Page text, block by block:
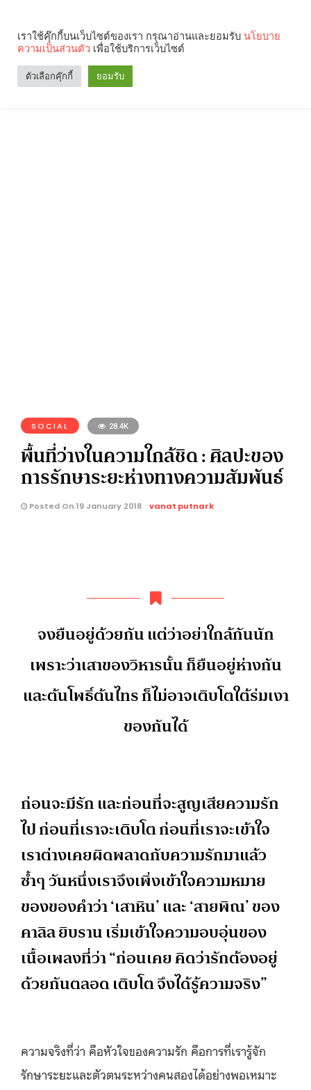
SOCIAL 28.4K
พื้นที่ว่างในความใกล้ชิด : ศิลปะของ
การรักษาระยะห่างทางความสัมพันธ์
Posted On 19 January 2018 vanat putnark
จงยืนอยู่ด้วยกัน แต่ว่าอย่าใกล้กันนัก
เพราะว่าเสาของวิหารนั้น ก็ยืนอยู่ห่างกัน
และต้นโพธิ์ต้นไทร ก็ไม่อาจเติบโตใต้ร่มเงา
ของกันได้
ก่อนจะมีรัก และก่อนที่จะสูญเสียความรัก
ไป ก่อนที่เราจะเติบโต ก่อนที่เราจะเข้าใจ
เราต่างเคยผิดพลาดกับความรักมาแล้ว
ซ้ำๆ วันหนึ่งเราจึงเพิ่งเข้าใจความหมาย
ของของคำว่า ‘เสาหิน’ และ ‘สายพิณ’ ของ
คาลิล ยิบราน เริ่มเข้าใจความอบอุ่นของ
เนื้อเพลงที่ว่า “ก่อนเคย คิดว่ารักต้องอยู่
ด้วยกันตลอด เติบโต จึงได้รู้ความจริง”
ความจริงที่ว่า คือหัวใจของความรัก คือการที่เรารู้จัก
รักษาระยะและตัวตนระหว่างคนสองได้อย่างพอเหมาะ
เราใช้คุ๊กกี้บนเว็บไซต์ของเรา กรุณาอ่านและยอมรับ นโยบาย
ความเป็นส่วนตัว เพื่อใช้บริการเว็บไซต์
ตัวเลือกคุ๊กกี้ ยอมรับ